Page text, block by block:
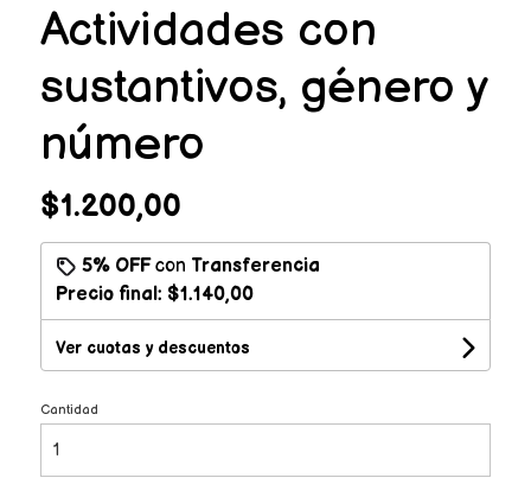
Actividades con
sustantivos, género y
número
$1.200,00
5% OFFcon Transferencia
Precio final: $1.140,00
Ver cuotas y descuentos
Cantidad